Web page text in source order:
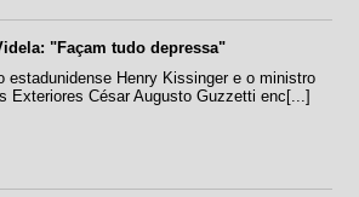
"Façam tudo depressa"
estadunidense Henry Kissinger e o ministro
Exteriores César Augusto Guzzetti enc[...]